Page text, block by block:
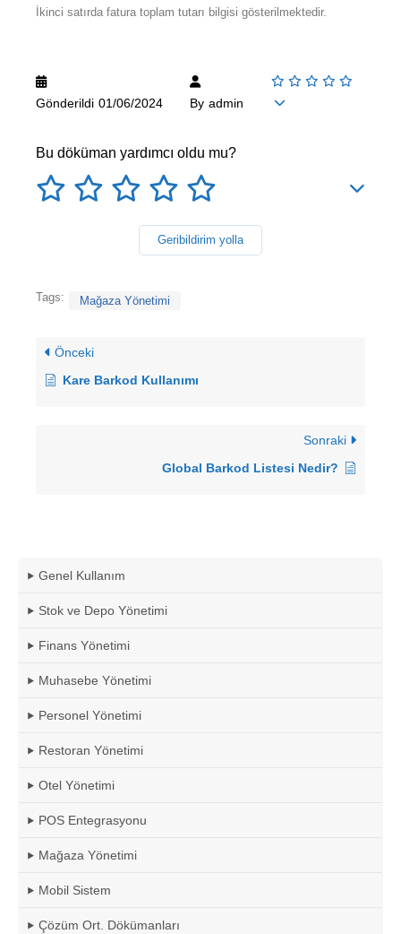
Genel Kullanım
Stok ve Depo Yönetimi
Finans Yönetimi
Muhasebe Yönetimi
Personel Yönetimi
Restoran Yönetimi
Otel Yönetimi
POS Entegrasyonu
Mağaza Yönetimi
Mobil Sistem
Çözüm Ort. Dökümanları
İkinci satırda fatura toplam tutarı bilgisi gösterilmektedir.
Gönderildi 01/06/2024 By admin
Bu döküman yardımcı oldu mu?
Geribildirim yolla
Tags: Mağaza Yönetimi
Önceki
Kare Barkod Kullanımı
Sonraki
Global Barkod Listesi Nedir?